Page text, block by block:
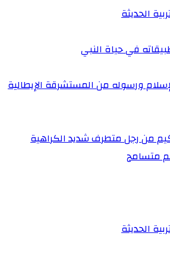
الحديثة
في حياة النبي
ورسوله من المستشرقة الإيطالية
من رجل متطرف شديد الكراهية
متسامح
الحديثة